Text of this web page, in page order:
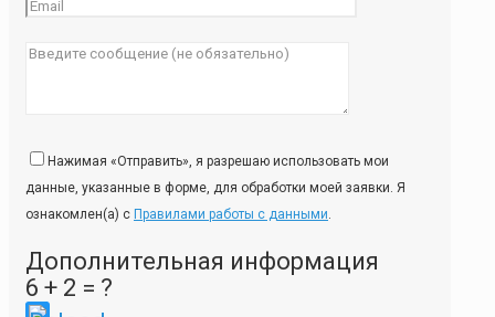
Нажимая «Отправить», я разрешаю использовать мои
данные, указанные в форме, для обработки моей заявки. Я
ознакомлен(а) с Правилами работы с данными.
Дополнительная информация
6 + 2 = ?